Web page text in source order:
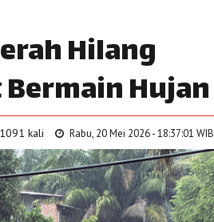
Hilang
Hujan
kali Rabu, 20 Mei 2026 - 18:37:01 WIB